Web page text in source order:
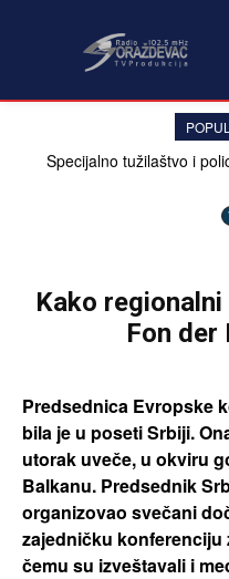
Specijalno tužilaštvo i
Kako
Fon der
Predsednica Evropske
bila je u poseti Srbiji.
utorak uveče, u okviru
Balkanu. Predsednik
organizovao svečani
zajedničku konferenciju
čemu su izveštavali i